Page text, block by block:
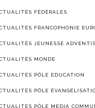
FÉDÉRALES
FRANCOPHONIE
JEUNESSE
MONDE
PÔLE EDUCATION
PÔLE
PÔLE MEDIA